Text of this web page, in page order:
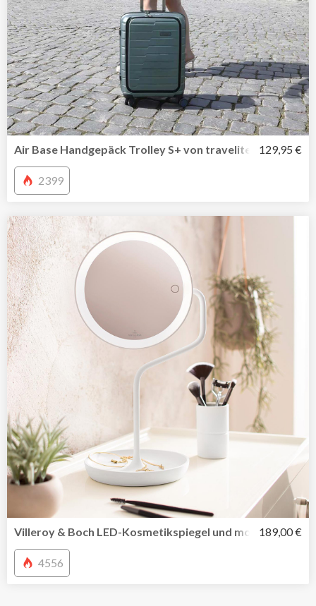
Air Base Handgepäck Trolley S+ von travelite mit129,95 €
2399
Villeroy & Boch LED-Kosmetikspiegel und mobile189,00 €
4556